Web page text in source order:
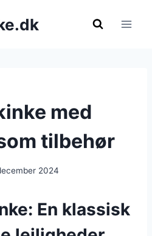
med
tilbehør
2024
En klassisk